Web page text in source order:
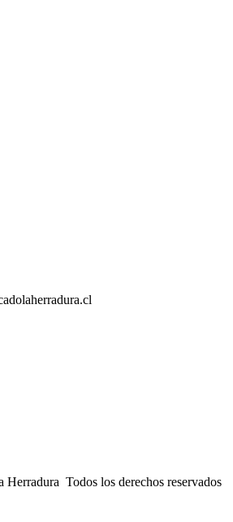
Herradura Todos los derechos reservados